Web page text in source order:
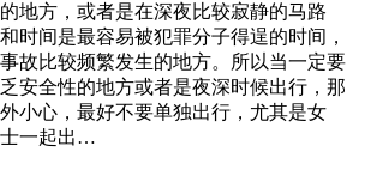
地方，或者是在深夜比较寂静的马路
时间是最容易被犯罪分子得逞的时间，
故比较频繁发生的地方。所以当一定要
安全性的地方或者是夜深时候出行，那
小心，最好不要单独出行，尤其是女
一起出…